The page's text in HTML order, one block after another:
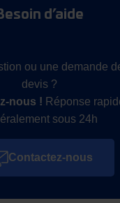
d’aide
ou une demande
devis ?
nous ! Réponse
sous 24h
Contactez-nous